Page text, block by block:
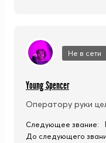
Не в сети
Young Spencer
Оператору руки
Следующее звание:
До следующего